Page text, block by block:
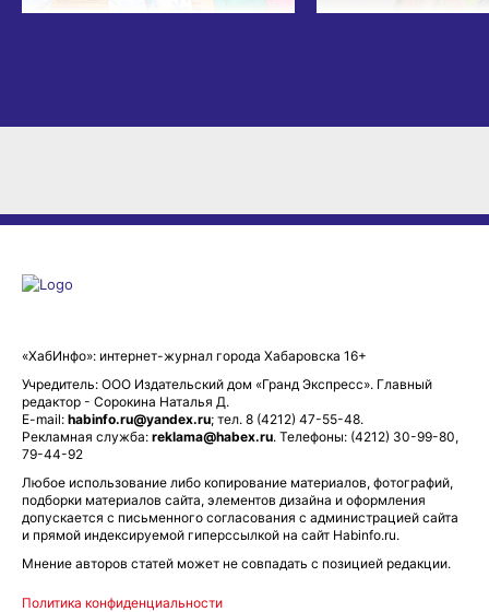
«ХабИнфо»: интернет-журнал города Хабаровска 16+
Учредитель: ООО Издательский дом «Гранд Экспресс». Главный
редактор - Сорокина Наталья Д.
E-mail: habinfo.ru@yandex.ru; тел. 8 (4212) 47-55-48.
Рекламная служба: reklama@habex.ru. Телефоны: (4212) 30-99-80,
79-44-92
Любое использование либо копирование материалов, фотографий,
подборки материалов сайта, элементов дизайна и оформления
допускается с письменного согласования с администрацией сайта
и прямой индексируемой гиперссылкой на сайт Habinfo.ru.
Мнение авторов статей может не совпадать с позицией редакции.
Политика конфиденциальности